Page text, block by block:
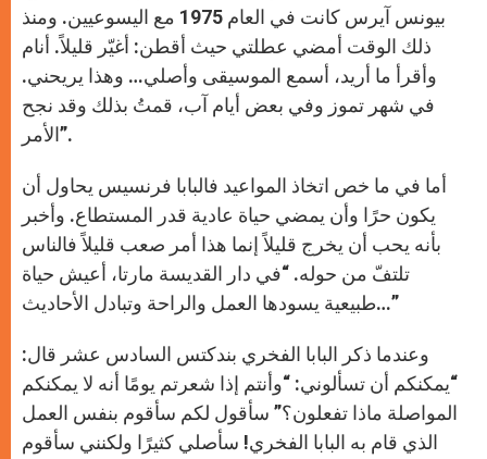
بيونس آيرس كانت في العام 1975 مع اليسوعيين. ومنذ
ذلك الوقت أمضي عطلتي حيث أقطن: أغيّر قليلاً. أنام
وأقرأ ما أريد، أسمع الموسيقى وأصلي… وهذا يريحني.
في شهر تموز وفي بعض أيام آب، قمتُ بذلك وقد نجح
الأمر”.
أما في ما خص اتخاذ المواعيد فالبابا فرنسيس يحاول أن
يكون حرًا وأن يمضي حياة عادية قدر المستطاع. وأخبر
بأنه يحب أن يخرج قليلاً إنما هذا أمر صعب قليلاً فالناس
تلتفّ من حوله. “في دار القديسة مارتا، أعيش حياة
طبيعية يسودها العمل والراحة وتبادل الأحاديث…”
وعندما ذكر البابا الفخري بندكتس السادس عشر قال:
“يمكنكم أن تسألوني: “وأنتم إذا شعرتم يومًا أنه لا يمكنكم
المواصلة ماذا تفعلون؟” سأقول لكم سأقوم بنفس العمل
الذي قام به البابا الفخري! سأصلي كثيرًا ولكنني سأقوم